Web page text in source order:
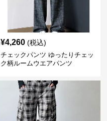
¥4,260 (税込)
チェックパンツ ゆったりチェッ
ク柄ルームウエアパンツ